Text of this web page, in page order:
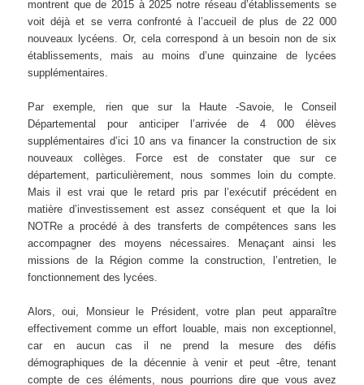
montrent que de 2015 à 2025 notre réseau d’établissements se
voit déjà et se verra confronté à l’accueil de plus de 22 000
nouveaux lycéens. Or, cela correspond à un besoin non de six
établissements, mais au moins d’une quinzaine de lycées
supplémentaires.
Par exemple, rien que sur la Haute -Savoie, le Conseil
Départemental pour anticiper l’arrivée de 4 000 élèves
supplémentaires d’ici 10 ans va financer la construction de six
nouveaux collèges. Force est de constater que sur ce
département, particulièrement, nous sommes loin du compte.
Mais il est vrai que le retard pris par l’exécutif précédent en
matière d’investissement est assez conséquent et que la loi
NOTRe a procédé à des transferts de compétences sans les
accompagner des moyens nécessaires. Menaçant ainsi les
missions de la Région comme la construction, l’entretien, le
fonctionnement des lycées.
Alors, oui, Monsieur le Président, votre plan peut apparaître
effectivement comme un effort louable, mais non exceptionnel,
car en aucun cas il ne prend la mesure des défis
démographiques de la décennie à venir et peut -être, tenant
compte de ces éléments, nous pourrions dire que vous avez